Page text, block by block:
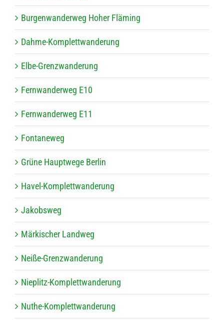
Bur­gen­wan­der­weg Hoher Fläming
Dahme-Kom­plett­wan­de­rung
Elbe-Grenz­wan­de­rung
Fern­wan­der­weg E10
Fern­wan­der­weg E11
Fon­ta­ne­weg
Grüne Haupt­wege Berlin
Havel-Kom­plett­wan­de­rung
Jakobs­weg
Mär­ki­scher Landweg
Neiße-Grenz­wan­de­rung
Nie­plitz-Kom­plett­wan­de­rung
Nuthe-Kom­plett­wan­de­rung